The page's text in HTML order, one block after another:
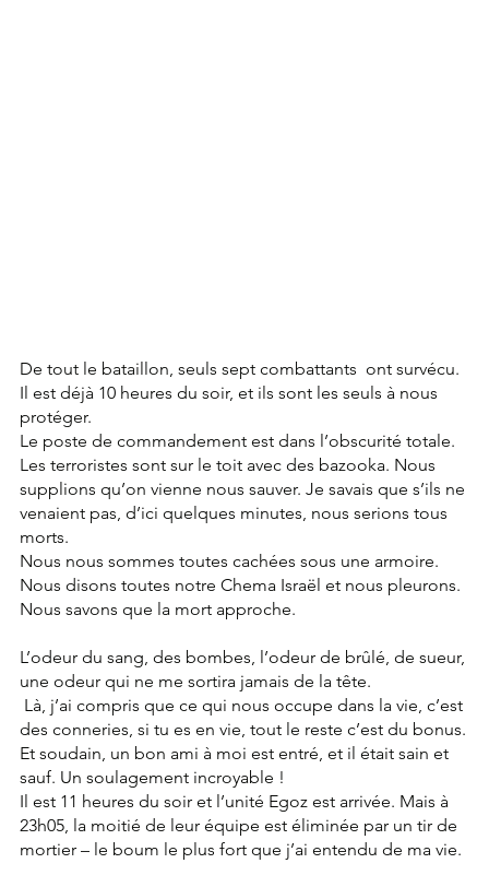
De tout le bataillon, seuls sept combattants  ont survécu.
Il est déjà 10 heures du soir, et ils sont les seuls à nous
protéger.
Le poste de commandement est dans l’obscurité totale.
Les terroristes sont sur le toit avec des bazooka. Nous
supplions qu’on vienne nous sauver. Je savais que s’ils ne
venaient pas, d’ici quelques minutes, nous serions tous
morts.
Nous nous sommes toutes cachées sous une armoire.
Nous disons toutes notre Chema Israël et nous pleurons.
Nous savons que la mort approche.
L’odeur du sang, des bombes, l’odeur de brûlé, de sueur,
une odeur qui ne me sortira jamais de la tête.
Là, j’ai compris que ce qui nous occupe dans la vie, c’est
des conneries, si tu es en vie, tout le reste c’est du bonus.
Et soudain, un bon ami à moi est entré, et il était sain et
sauf. Un soulagement incroyable !
Il est 11 heures du soir et l’unité Egoz est arrivée. Mais à
23h05, la moitié de leur équipe est éliminée par un tir de
mortier – le boum le plus fort que j’ai entendu de ma vie.